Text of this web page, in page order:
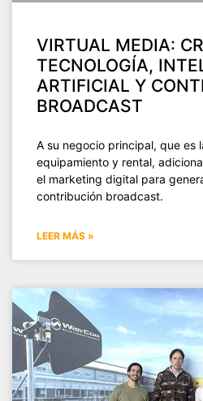
VIRTUAL MEDIA:
TECNOLOGÍA,
ARTIFICIAL Y
BROADCAST
A su negocio principal, que es
equipamiento y rental,
el marketing digital para
contribución broadcast.
LEER MÁS »